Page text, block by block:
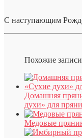
С наступающим
Похожие записи
Домашняя
духи» для
Медовые